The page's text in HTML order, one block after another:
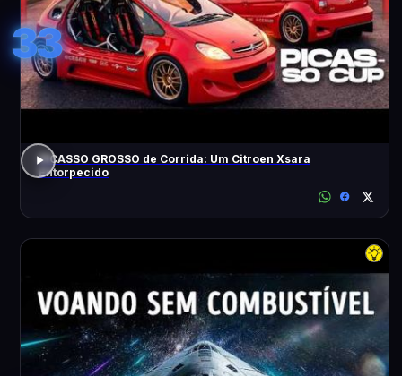
33
PICASSO GROSSO de Corrida: Um Citroen Xsara
Entorpecido